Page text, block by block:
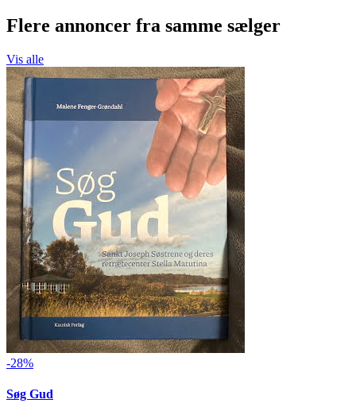
Flere annoncer fra samme sælger
Vis alle
-28%
Søg Gud